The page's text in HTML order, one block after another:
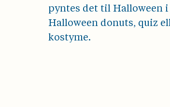
pyntes det til Halloween
Halloween donuts, quiz
kostyme.